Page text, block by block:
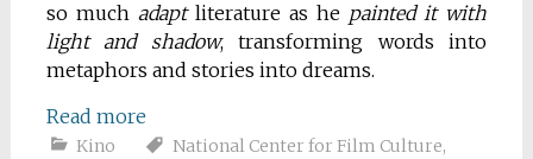
so much adaptliterature as he painted it with
light and shadow, transforming words into
metaphors and stories into dreams.
Read more
Kino National Center for Film Culture,